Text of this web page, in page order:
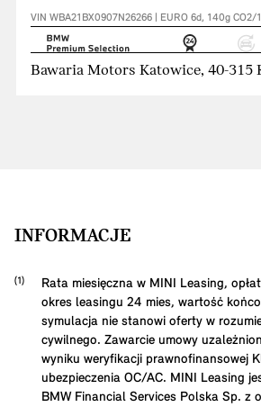
VIN WBA21BX0907N26266 | EURO 6d, 140g
Bawaria Motors Katowice, 40-315
INFORMACJE
Rata miesięczna w MINI Leasing,
okres leasingu 24 mies, wartość
symulacja nie stanowi oferty w
cywilnego. Zawarcie umowy
wyniku weryfikacji prawnofinansowej
ubezpieczenia OC/AC. MINI Leasing
BMW Financial Services Polska Sp. z